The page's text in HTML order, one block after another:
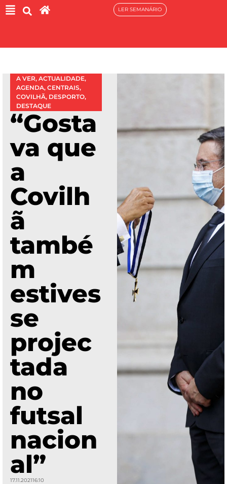
LER SEMANÁRIO
A VER, ACTUALIDADE,
AGENDA, CENTRAIS,
COVILHÃ, DESPORTO,
DESTAQUE
“Gosta
va que
a
Covilh
ã
també
m
estives
se
projec
tada
no
futsal
nacion
al”
17.11.202116:10